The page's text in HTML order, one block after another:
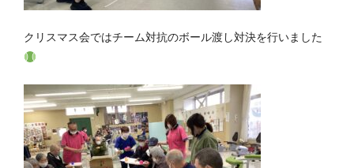
クリスマス会ではチーム対抗のボール渡し対決を行いました